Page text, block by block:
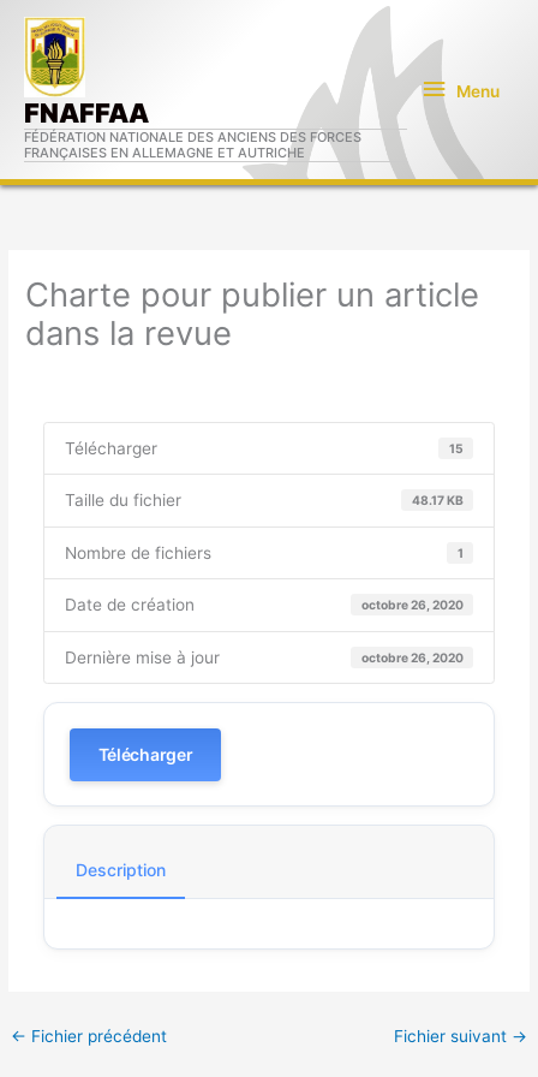
contenu
FNAFFAA
FÉDÉRATION NATIONALE DES ANCIENS DES FORCES
FRANÇAISES EN ALLEMAGNE ET AUTRICHE
Menu
Charte pour publier un article
dans la revue
Télécharger 15
Taille du fichier 48.17 KB
Nombre de fichiers 1
Date de création octobre 26, 2020
Dernière mise à jour octobre 26, 2020
Télécharger
Description
← Fichier précédent Fichier suivant →